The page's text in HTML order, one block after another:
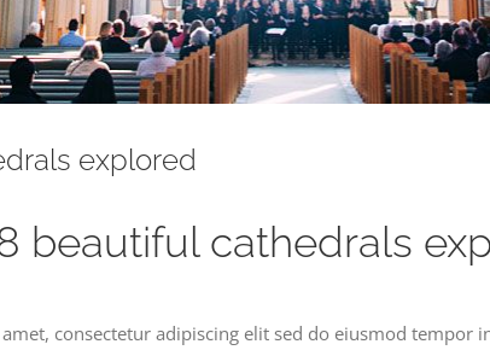
explored
beautiful cathedrals
consectetur adipiscing elit sed do eiusmod tempor